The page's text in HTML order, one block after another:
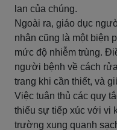
lan của chúng.
Ngoài ra, giáo dục
nhân cũng là một biện
mức độ nhiễm trùng.
người bệnh về cách
trang khi cần thiết, và
Việc tuân thủ các quy
thiểu sự tiếp xúc với vi
trường xung quanh